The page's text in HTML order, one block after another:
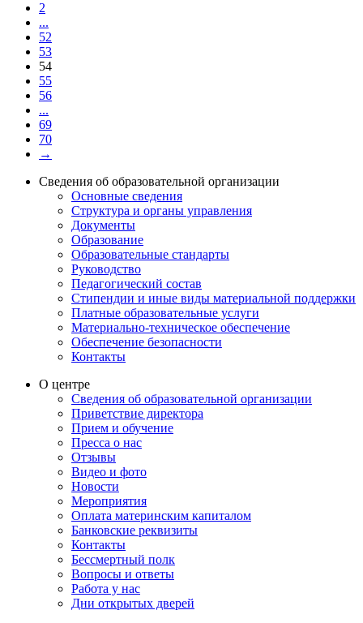
2
...
52
53
54
55
56
...
69
70
→
Сведения об образовательной организации
Основные сведения
Структура и органы управления
Документы
Образование
Образовательные стандарты
Руководство
Педагогический состав
Стипендии и иные виды материальной поддержки
Платные образовательные услуги
Материально-техническое обеспечение
Обеспечение безопасности
Контакты
О центре
Сведения об образовательной организации
Приветствие директора
Прием и обучение
Пресса о нас
Отзывы
Видео и фото
Новости
Мероприятия
Оплата материнским капиталом
Банковские реквизиты
Контакты
Бессмертный полк
Вопросы и ответы
Работа у нас
Дни открытых дверей